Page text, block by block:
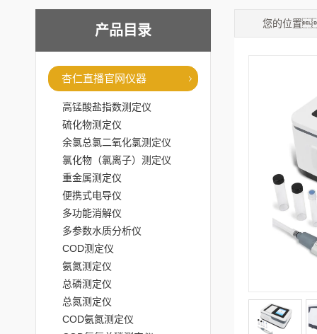
产品目录
杏仁直播官网仪器
高锰酸盐指数测定仪
硫化物测定仪
余氯总氯二氧化氯测定仪
氯化物（氯离子）测定仪
重金属测定仪
便携式电导仪
多功能消解仪
多参数水质分析仪
COD测定仪
氨氮测定仪
总磷测定仪
总氮测定仪
COD氨氮测定仪
您的位置